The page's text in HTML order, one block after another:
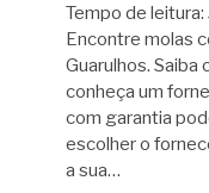
Tempo de leitura:
Encontre molas
Guarulhos. Saiba
conheça um
com garantia
escolher o
a sua…